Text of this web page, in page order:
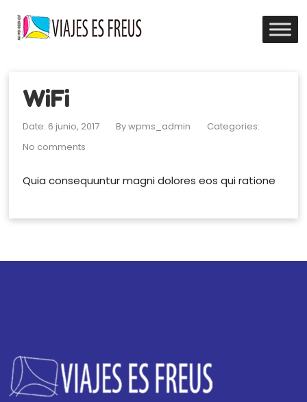
WiFi
Date: 6 junio, 2017 Bywpms_admin
Categories:
No comments
Quia consequuntur magni dolores eos qui ratione